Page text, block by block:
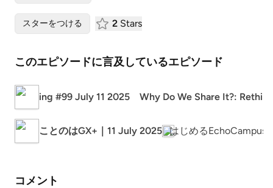
スターをつける 2 Stars
このエピソードに言及しているエピソード
ing #99 July 11 2025 Why Do We Share It?:
ことのはGX+｜11 July 2025 はじめるEchoCampus
コメント